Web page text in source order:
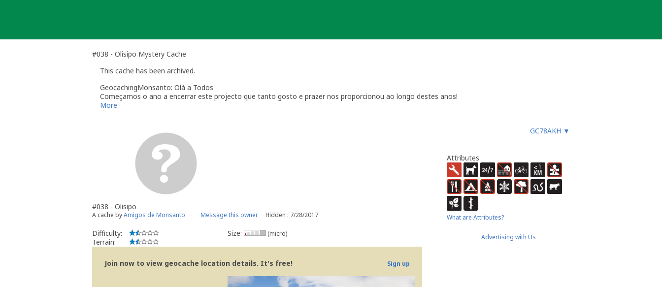
#038 - Olisipo Mystery Cache
This cache has been archived.
GeocachingMonsanto: Olá a Todos
Começamos o ano a encerrar este projecto que tanto gosto e prazer nos proporcionou ao longo destes anos!
Foram muitas as aventuras que foram proporcionadas a centenas de geochachers, portugueses e estrangeiros, que, através deste enorme
todos os que tornaram este projecto possível e que, ao percorrerem estes trilhos, o foram mantido vivo!
Feliz geocaching!
More
GC78AKH ▼
#038 - Olisipo
A cache byAmigos de Monsanto Message this owner Hidden : 7/28/2017
Difficulty:
Terrain:
Size: (micro)
Join now to view geocache location details. It's free! Sign up
Attributes
What are Attributes?
Advertising with Us